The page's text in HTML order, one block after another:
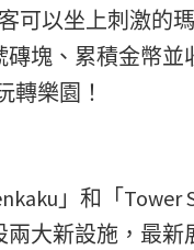
可以坐上刺激的
塊、累積金幣
轉樂園！
」和「Tower
大新設施，最新